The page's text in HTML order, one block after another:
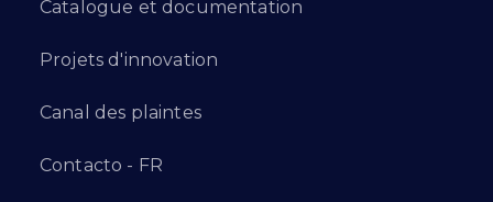
Catalogue et documentation
Projets d'innovation
Canal des plaintes
Contacto - FR